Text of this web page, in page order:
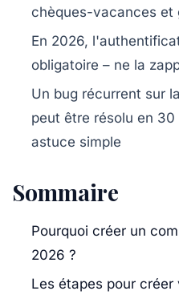
chèques-vacances et
En 2026,
obligatoire – ne la
Un bug récurrent sur
peut être résolu en
astuce simple
Sommaire
Pourquoi créer un
2026 ?
Les étapes pour